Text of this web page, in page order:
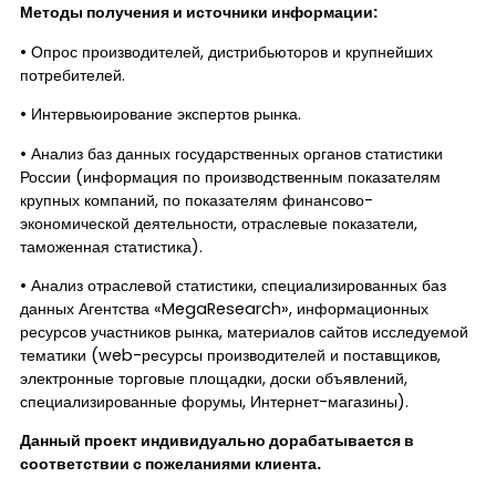
Методы получения и источники информации:
• Опрос производителей, дистрибьюторов и крупнейших
потребителей.
• Интервьюирование экспертов рынка.
• Анализ баз данных государственных органов статистики
России (информация по производственным показателям
крупных компаний, по показателям финансово-
экономической деятельности, отраслевые показатели,
таможенная статистика).
• Анализ отраслевой статистики, специализированных баз
данных Агентства «MegaResearch», информационных
ресурсов участников рынка, материалов сайтов исследуемой
тематики (web-ресурсы производителей и поставщиков,
электронные торговые площадки, доски объявлений,
специализированные форумы, Интернет-магазины).
Данный проект индивидуально дорабатывается в
соответствии с пожеланиями клиента.